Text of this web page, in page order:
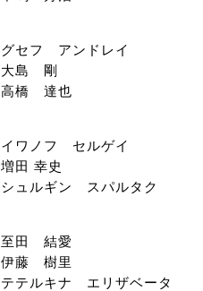
グセフ アンドレイ
大島 剛
高橋 達也
イワノフ セルゲイ
増田 幸史
シュルギン スパルタク
至田 結愛
伊藤 樹里
テテルキナ エリザベータ